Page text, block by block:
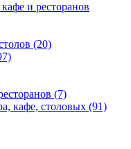
и ресторанов
(20)
(7)
кафе, столовых (91)